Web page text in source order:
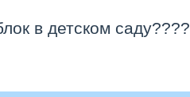
в детском саду????